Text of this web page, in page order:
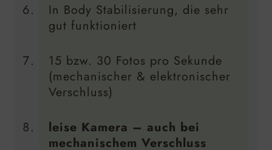
In Body Stabilisierung, die sehr
gut funktioniert
15 bzw. 30 Fotos pro Sekunde
(mechanischer & elektronischer
Verschluss)
leise Kamera – auch bei
mechanischem Verschluss